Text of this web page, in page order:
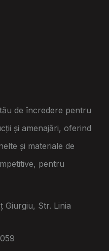
de încredere pentru
și amenajări, oferind
și materiale de
pentru
Giurgiu, Str. Linia